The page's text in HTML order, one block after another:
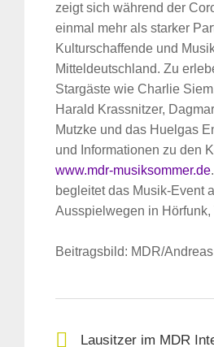
zeigt sich während der
einmal mehr als starker
Kulturschaffende und
Mitteldeutschland. Zu
Stargäste wie Charlie
Harald Krassnitzer,
Mutzke und das Huelgas
und Informationen zu den
www.mdr-musiksommer.de
begleitet das Musik-Event
Ausspielwegen in Hörfunk,
Beitragsbild: MDR/
Lausitzer im MDR